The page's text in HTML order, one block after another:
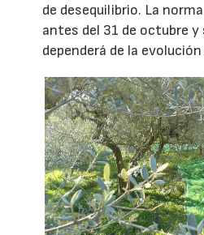
de desequilibrio. La
antes del 31 de octubre y
dependerá de la